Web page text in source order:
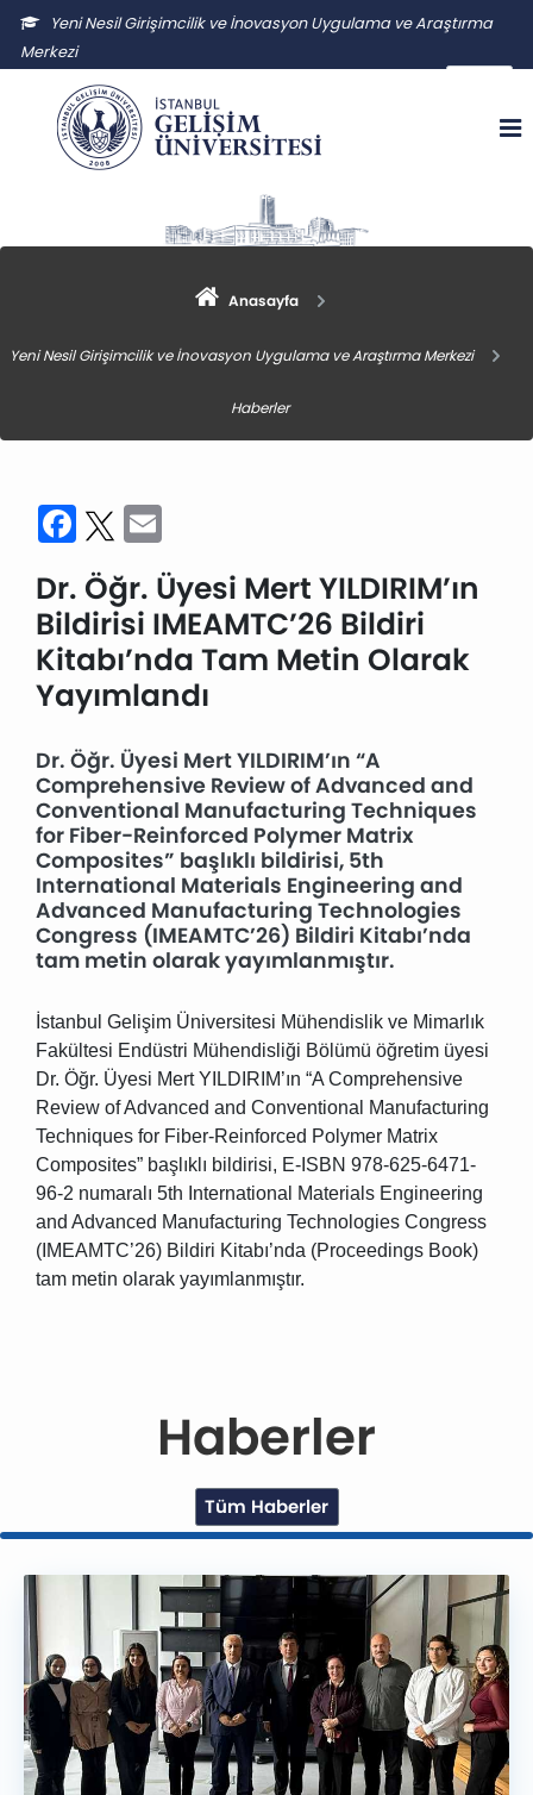
Yeni Nesil Girişimcilik ve İnovasyon Uygulama ve Araştırma
Merkezi
yngiuam@gelisim.edu.tr
Anasayfa
Yeni Nesil Girişimcilik ve İnovasyon Uygulama ve Araştırma Merkezi
Haberler
Facebook
Twitter
Dr. Öğr. Üyesi Mert YILDIRIM’ın
Bildirisi IMEAMTC’26 Bildiri
Kitabı’nda Tam Metin Olarak
Yayımlandı
Dr. Öğr. Üyesi Mert YILDIRIM’ın “A
Comprehensive Review of Advanced and
Conventional Manufacturing Techniques
for Fiber-Reinforced Polymer Matrix
Composites” başlıklı bildirisi, 5th
International Materials Engineering and
Advanced Manufacturing Technologies
Congress (IMEAMTC’26) Bildiri Kitabı’nda
tam metin olarak yayımlanmıştır.
İstanbul Gelişim Üniversitesi Mühendislik ve Mimarlık
Fakültesi Endüstri Mühendisliği Bölümü öğretim üyesi
Dr. Öğr. Üyesi Mert YILDIRIM’ın “A Comprehensive
Review of Advanced and Conventional Manufacturing
Techniques for Fiber-Reinforced Polymer Matrix
Composites” başlıklı bildirisi, E-ISBN 978-625-6471-
96-2 numaralı 5th International Materials Engineering
and Advanced Manufacturing Technologies Congress
(IMEAMTC’26) Bildiri Kitabı’nda (Proceedings Book)
tam metin olarak yayımlanmıştır.
Haberler
Tüm Haberler